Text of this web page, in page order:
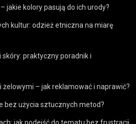
jakie kolory pasują do ich urody?
kultur: odzież etniczna na miarę
skóry: praktyczny poradnik i
żelowymi – jak reklamować i naprawić?
bez użycia sztucznych metod?